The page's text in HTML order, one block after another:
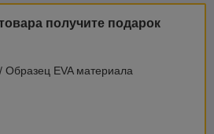
получите подарок
/ Образец EVA материала